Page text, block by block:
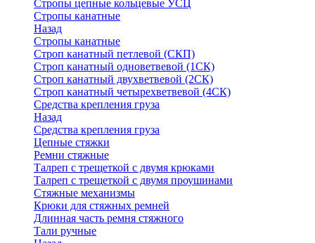
Стропы цепные кольцевые УСЦ
Стропы канатные
Назад
Стропы канатные
Строп канатный петлевой (СКП)
Строп канатный одноветвевой (1СК)
Строп канатный двухветвевой (2СК)
Строп канатный четырехветвевой (4СК)
Средства крепления груза
Назад
Средства крепления груза
Цепные стяжки
Ремни стяжные
Талреп с трещеткой с двумя крюками
Талреп с трещеткой с двумя проушинами
Стяжные механизмы
Крюки для стяжных ремней
Длинная часть ремня стяжного
Тали ручные